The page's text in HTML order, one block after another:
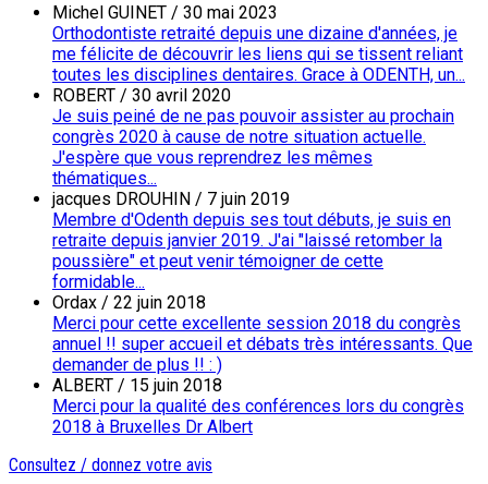
Michel GUINET / 30 mai 2023
Orthodontiste retraité depuis une dizaine d'années, je
me félicite de découvrir les liens qui se tissent reliant
toutes les disciplines dentaires. Grace à ODENTH, un...
ROBERT / 30 avril 2020
Je suis peiné de ne pas pouvoir assister au prochain
congrès 2020 à cause de notre situation actuelle.
J'espère que vous reprendrez les mêmes
thématiques...
jacques DROUHIN / 7 juin 2019
Membre d'Odenth depuis ses tout débuts, je suis en
retraite depuis janvier 2019. J'ai "laissé retomber la
poussière" et peut venir témoigner de cette
formidable...
Ordax / 22 juin 2018
Merci pour cette excellente session 2018 du congrès
annuel !! super accueil et débats très intéressants. Que
demander de plus !! : )
ALBERT / 15 juin 2018
Merci pour la qualité des conférences lors du congrès
2018 à Bruxelles Dr Albert
Consultez / donnez votre avis